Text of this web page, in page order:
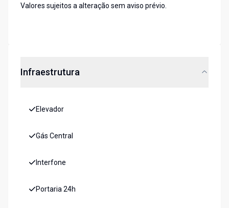
Valores sujeitos a alteração sem aviso prévio.
Infraestrutura
Elevador
Gás Central
Interfone
Portaria 24h